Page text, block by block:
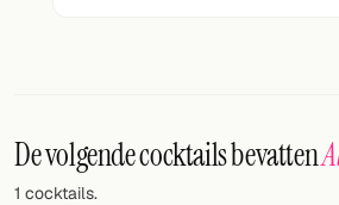
Cocktail bar
De volgende cocktails bevatten
1 cocktails.